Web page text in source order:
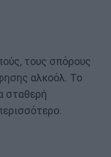
τους σπόρους
αλκοόλ. Το
σταθερή